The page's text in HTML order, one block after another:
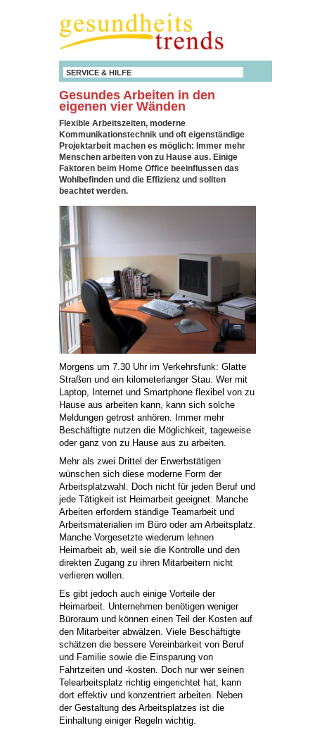
SERVICE & HILFE
Gesundes Arbeiten in den
eigenen vier Wänden
Flexible Arbeitszeiten, moderne
Kommunikationstechnik und oft eigenständige
Projektarbeit machen es möglich: Immer mehr
Menschen arbeiten von zu Hause aus. Einige
Faktoren beim Home Office beeinflussen das
Wohlbefinden und die Effizienz und sollten
beachtet werden.
Morgens um 7.30 Uhr im Verkehrsfunk: Glatte
Straßen und ein kilometerlanger Stau. Wer mit
Laptop, Internet und Smartphone flexibel von zu
Hause aus arbeiten kann, kann sich solche
Meldungen getrost anhören. Immer mehr
Beschäftigte nutzen die Möglichkeit, tageweise
oder ganz von zu Hause aus zu arbeiten.
Mehr als zwei Drittel der Erwerbstätigen
wünschen sich diese moderne Form der
Arbeitsplatzwahl. Doch nicht für jeden Beruf und
jede Tätigkeit ist Heimarbeit geeignet. Manche
Arbeiten erfordern ständige Teamarbeit und
Arbeitsmaterialien im Büro oder am Arbeitsplatz.
Manche Vorgesetzte wiederum lehnen
Heimarbeit ab, weil sie die Kontrolle und den
direkten Zugang zu ihren Mitarbeitern nicht
verlieren wollen.
Es gibt jedoch auch einige Vorteile der
Heimarbeit. Unternehmen benötigen weniger
Büroraum und können einen Teil der Kosten auf
den Mitarbeiter abwälzen. Viele Beschäftigte
schätzen die bessere Vereinbarkeit von Beruf
und Familie sowie die Einsparung von
Fahrtzeiten und -kosten. Doch nur wer seinen
Telearbeitsplatz richtig eingerichtet hat, kann
dort effektiv und konzentriert arbeiten. Neben
der Gestaltung des Arbeitsplatzes ist die
Einhaltung einiger Regeln wichtig.